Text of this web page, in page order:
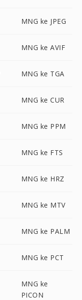
MNG ke JPEG
MNG ke AVIF
MNG ke TGA
MNG ke CUR
MNG ke PPM
MNG ke FTS
MNG ke HRZ
MNG ke MTV
MNG ke PALM
MNG ke PCT
MNG ke
PICON